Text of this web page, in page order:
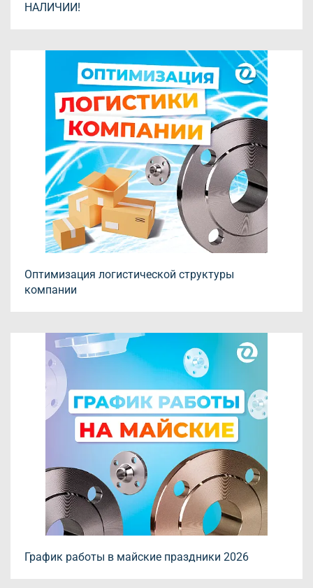
НАЛИЧИИ!
Оптимизация логистической структуры
компании
График работы в майские праздники 2026